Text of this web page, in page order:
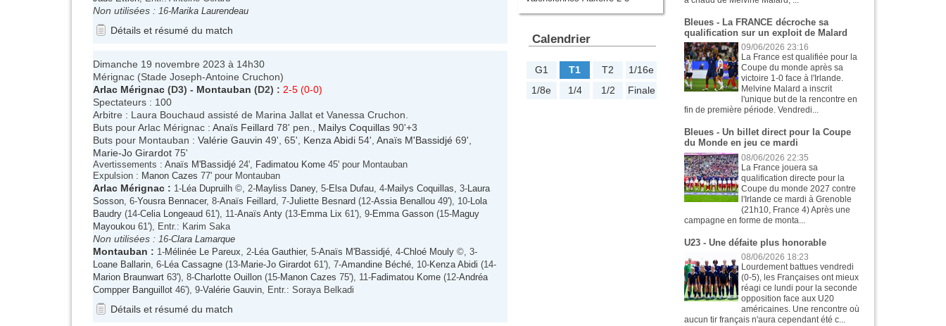
Non utilisées : 16-Marika Laurendeau
Détails et résumé du match
Dimanche 19 novembre 2023 à 14h30
Mérignac (Stade Joseph-Antoine Cruchon)
Arlac Mérignac (D3) - Montauban (D2) : 2-5 (0-0)
Spectateurs : 100
Arbitre : Laura Bouchaud assisté de Marina Jallat et Vanessa Cruchon.
Buts pour Arlac Mérignac : Anaïs Feillard 78' pen., Mailys Coquillas 90'+3
Buts pour Montauban : Valérie Gauvin 49', 65', Kenza Abidi 54', Anaïs M'Bassidjé 69',
Marie-Jo Girardot 75'
Avertissements : Anaïs M'Bassidjé 24', Fadimatou Kome 45' pour Montauban
Expulsion : Manon Cazes 77' pour Montauban
Arlac Mérignac : 1- Léa Dupruilh ©, 2-Mayliss Daney, 5-Elsa Dufau , 4-Mailys Coquillas , 3- Laura
Sosson , 6-Yousra Bennacer, 8-Anaïs Feillard , 7-Juliette Besnard (12-Assia Benallou 49'), 10- Lola
Baudry (14-Celia Longeaud 61'), 11-Anaïs Anty (13-Emma Lix 61'), 9-Emma Gasson (15-Maguy
Mayoukou 61'), Entr.: Karim Saka
Non utilisées : 16-Clara Lamarque
Montauban : 1-Mélinée Le Pareux , 2- Léa Gauthier, 5-Anaïs M'Bassidjé , 4-Chloé Mouly ©, 3-
Loane Ballarin , 6- Léa Cassagne (13-Marie-Jo Girardot 61'), 7-Amandine Béché , 10-Kenza Abidi (14-
Marion Braunwart 63'), 8-Charlotte Ouillon (15-Manon Cazes 75'), 11-Fadimatou Kome (12-Andréa
Compper Banguillot 46'), 9-Valérie Gauvin , Entr.: Soraya Belkadi
Détails et résumé du match
Calendrier
G1 T1 T2
1/16e
1/8e
1/4 1/2 Finale
Bleues - La FRANCE décroche sa
qualification sur un exploit de Malard
09/06/2026 23:16
La France est qualifiée pour la
Coupe du monde après sa
victoire 1-0 face à l'Irlande.
Melvine Malard a inscrit
l'unique but de la rencontre en
fin de première période. Vendredi...
Bleues - Un billet direct pour la Coupe
du Monde en jeu ce mardi
08/06/2026 22:35
La France jouera sa
qualification directe pour la
Coupe du monde 2027 contre
l'Irlande ce mardi à Grenoble
(21h10, France 4) Après une
campagne en forme de monta...
U23 - Une défaite plus honorable
08/06/2026 18:23
Lourdement battues vendredi
(0-5), les Françaises ont mieux
réagi ce lundi pour la seconde
opposition face aux U20
américaines. Une rencontre où
aucun tir français n'aura cependant été c...